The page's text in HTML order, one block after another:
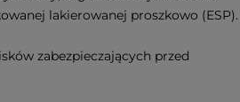
lakierowanej proszkowo (ESP).
zabezpieczających przed